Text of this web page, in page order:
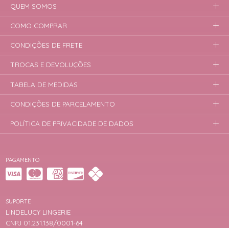
PAGAMENTO
SUPORTE
LINDELUCY LINGERIE
CNPJ 01.231.138/0001-64
QUEM SOMOS
COMO COMPRAR
CONDIÇÕES DE FRETE
TROCAS E DEVOLUÇÕES
TABELA DE MEDIDAS
CONDIÇÕES DE PARCELAMENTO
POLÍTICA DE PRIVACIDADE DE DADOS